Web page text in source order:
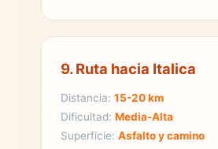
9. Ruta hacia Italica
Distancia: 15-20 km
Dificultad: Media-Alta
Superficie: Asfalto y camino